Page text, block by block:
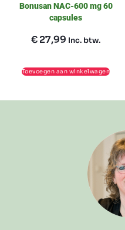
Bonusan NAC-600 mg 60
capsules
€27,99 Inc. btw.
Toevoegen aan winkelwagen